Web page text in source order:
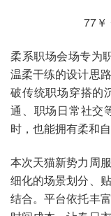
77￥
柔系职场会场专为
温柔干练的设计思
破传统职场穿搭的
通、职场日常社交
时，也能拥有柔和
本次天猫新势力周
细化的场景划分、
结合。平台依托丰